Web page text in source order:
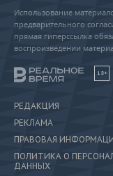
Использование
предварительного
прямая гиперссылка
воспроизведении
18+
РЕДАКЦИЯ
РЕКЛАМА
ПРАВОВАЯ
ПОЛИТИКА О
ДАННЫХ